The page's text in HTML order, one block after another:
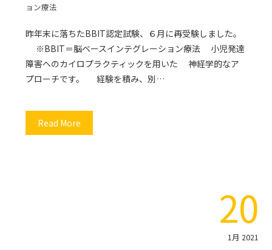
ョン療法
昨年末に落ちたBBIT認定試験、６月に再受験しました。
※BBIT＝脳ベースインテグレーション療法 小児発達
障害へのカイロプラクティックを用いた 神経学的なア
プローチです。 経験を積み、別…
Read More
20
1月 2021